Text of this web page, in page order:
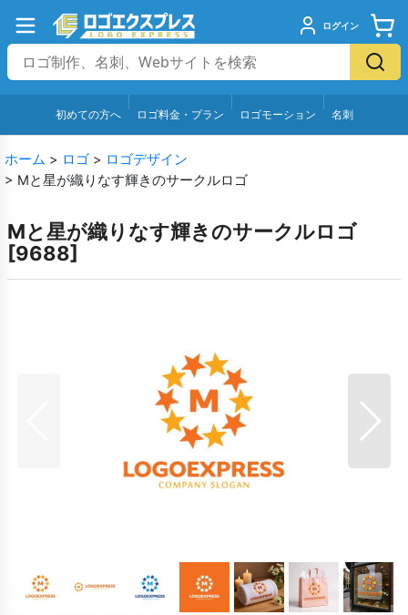
ログイン
初めての方へ ロゴ料金・プラン ロゴモーション 名刺
ホーム > ロゴ > ロゴデザイン
> Mと星が織りなす輝きのサークルロゴ
Mと星が織りなす輝きのサークルロゴ
[9688]